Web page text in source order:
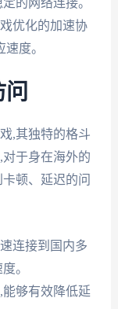
的网络连接。
优化的加速协
度。
,其独特的格斗
于身在海外的
顿、延迟的问
连接到国内多
。
够有效降低延